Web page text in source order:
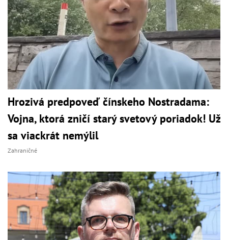
Hrozivá predpoveď čínskeho Nostradama:
Vojna, ktorá zničí starý svetový poriadok! Už
sa viackrát nemýlil
Zahraničné